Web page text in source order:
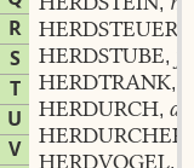
R
S
T
U
V
HERDSTEUER
HERDSTUBE,
HERDTRANK,
HERDURCH, adv.
HERDURCHER
HERDVOGEL,